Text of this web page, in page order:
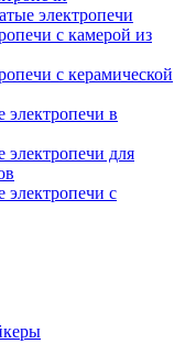
электропечи
с камерой из
с керамической
электропечи в
электропечи для
электропечи с